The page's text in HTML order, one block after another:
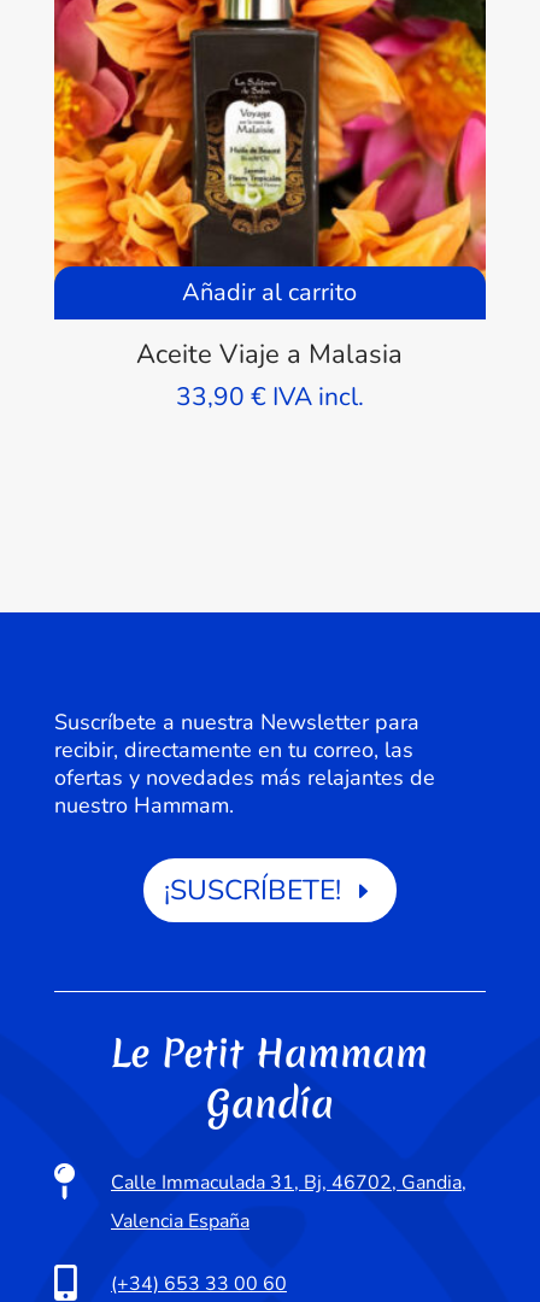
Añadir al carrito
Aceite Viaje a Malasia
33,90 € IVA incl.
Suscríbete a nuestra Newsletter para
recibir, directamente en tu correo, las
ofertas y novedades más relajantes de
nuestro Hammam.
¡SUSCRÍBETE!
Le Petit Hammam
Gandía

Calle Immaculada 31, Bj, 46702, Gandia,
Valencia España
 (+34) 653 33 00 60